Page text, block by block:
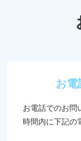
お
お電話でのお問
時間内に下記の